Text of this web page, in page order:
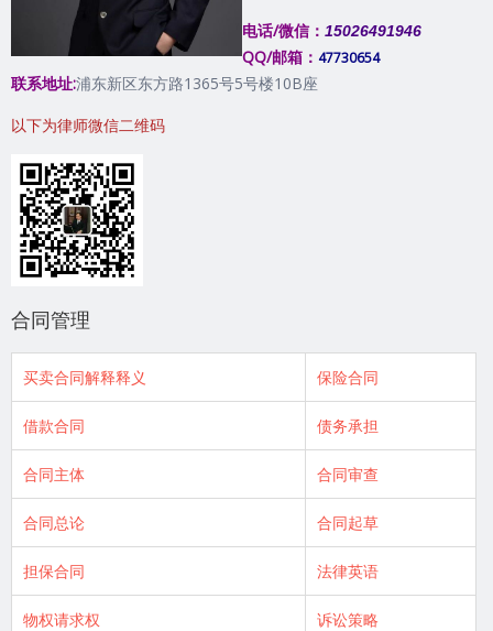
电话/微信： 15026491946
QQ/邮箱： 47730654
联系地址:浦东新区东方路1365号5号楼10B座
以下为律师微信二维码
合同管理
买卖合同解释释义 保险合同
借款合同 债务承担
合同主体 合同审查
合同总论 合同起草
担保合同 法律英语
物权请求权 诉讼策略